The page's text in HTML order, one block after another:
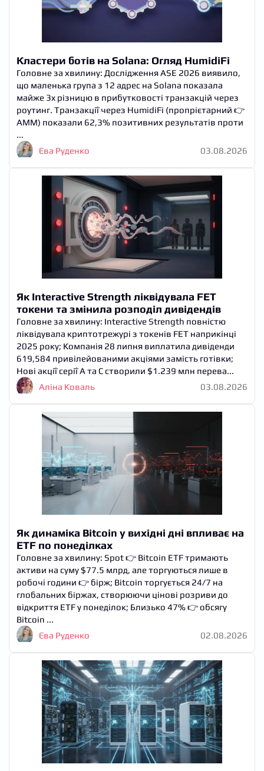
Кластери ботів на Solana: Огляд HumidiFi
Головне за хвилину: Дослідження ASE 2026 виявило,
що маленька група з 12 адрес на Solana показала
майже 3x різницю в прибутковості транзакцій через
роутинг. Транзакції через HumidiFi (пропрієтарний 👉
AMM) показали 62,3% позитивних результатів проти
...
Єва Руденко
03.08.2026
Як Interactive Strength ліквідувала FET
токени та змінила розподіл дивідендів
Головне за хвилину: Interactive Strength повністю
ліквідувала криптотрежурі з токенів FET наприкінці
2025 року; Компанія 28 липня виплатила дивіденди
619,584 привілейованими акціями замість готівки;
Нові акції серії A та C створили $1.239 млн перева...
Аліна Коваль
03.08.2026
Як динаміка Bitcoin у вихідні дні впливає на
ETF по понеділках
Головне за хвилину: Spot 👉 Bitcoin ETF тримають
активи на суму $77.5 млрд, але торгуються лише в
робочі години 👉 бірж; Bitcoin торгується 24/7 на
глобальних біржах, створюючи цінові розриви до
відкриття ETF у понеділок; Близько 47% 👉 обсягу
Bitcoin ...
Єва Руденко
02.08.2026